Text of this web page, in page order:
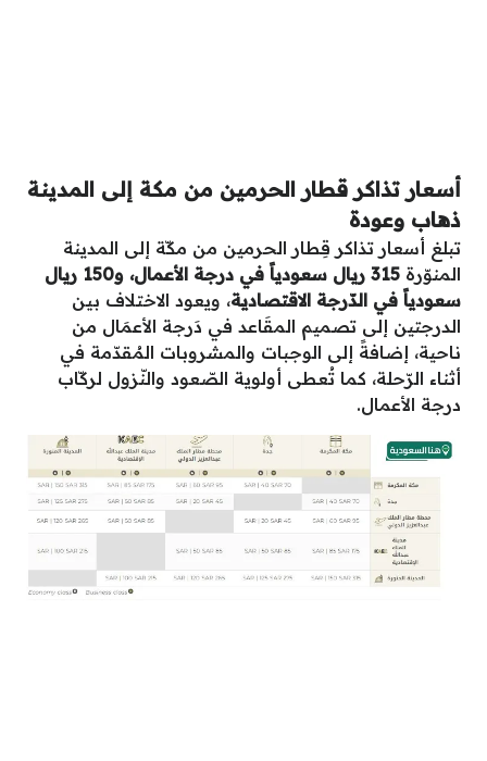
أسعار تذاكر قطار الحرمين من مكة إلى المدينة
ذهاب وعودة
تبلغ أسعار تذاكر قِطار الحرمين من مكّة إلى المدينة
المنوّرة
315 ريال سعودياً في درجة الأعمال، و150 ريال
سعودياً في الدّرجة الاقتصادية، ويعود الاختلاف بين
الدرجتين إلى تصميم المقَاعد في دَرجة الأعمَال من
ناحية، إضافةً إلى الوجبات والمشروبات المُقدّمة في
أثناء الرّحلة، كما تُعطى أولوية الصّعود والنّزول لركّاب
درجة الأعمال.